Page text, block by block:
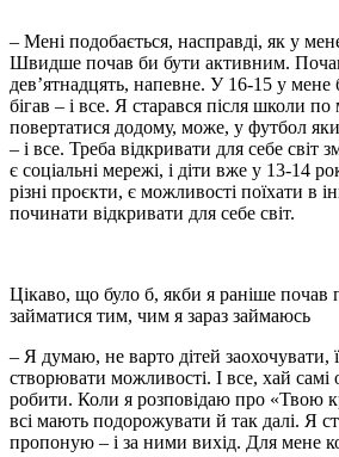
– Мені подобається, насправді, як у
Швидше почав би бути активним.
дев’ятнадцять, напевне. У 16-15 у
бігав – і все. Я старався після школи
повертатися додому, може, у футбол
– і все. Треба відкривати для себе світ
є соціальні мережі, і діти вже у 13-14
різні проєкти, є можливості поїхати в
починати відкривати для себе світ.
Цікаво, що було б, якби я раніше почав
займатися тим, чим я зараз займаюсь
– Я думаю, не варто дітей заохочувати,
створювати можливості. І все, хай
робити. Коли я розповідаю про «Твою
всі мають подорожувати й так далі. Я
пропоную – і за ними вихід. Для мене